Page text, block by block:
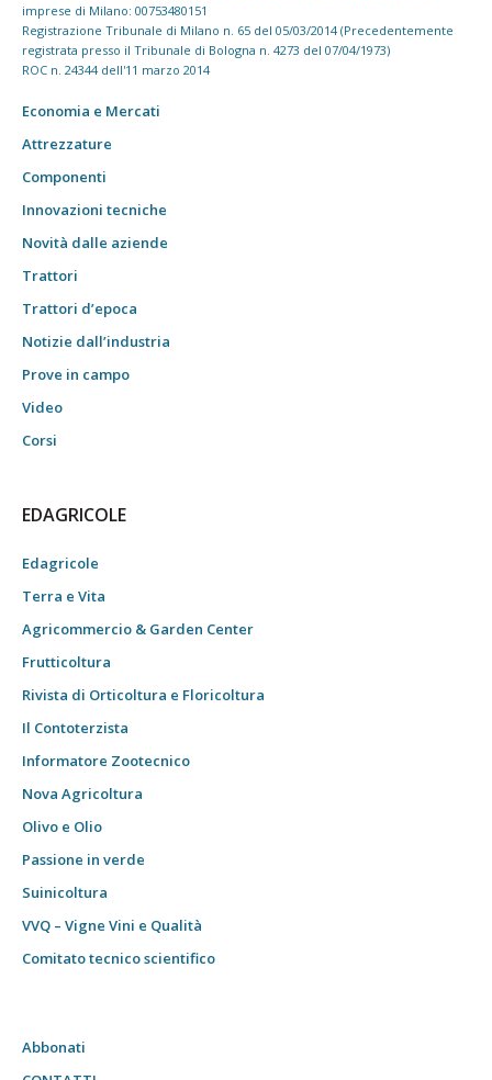
imprese di Milano: 00753480151
Registrazione Tribunale di Milano n. 65 del 05/03/2014 (Precedentemente
registrata presso il Tribunale di Bologna n. 4273 del 07/04/1973)
ROC n. 24344 dell'11 marzo 2014
Economia e Mercati
Attrezzature
Componenti
Innovazioni tecniche
Novità dalle aziende
Trattori
Trattori d’epoca
Notizie dall’industria
Prove in campo
Video
Corsi
EDAGRICOLE
Edagricole
Terra e Vita
Agricommercio & Garden Center
Frutticoltura
Rivista di Orticoltura e Floricoltura
Il Contoterzista
Informatore Zootecnico
Nova Agricoltura
Olivo e Olio
Passione in verde
Suinicoltura
VVQ – Vigne Vini e Qualità
Comitato tecnico scientifico
Abbonati